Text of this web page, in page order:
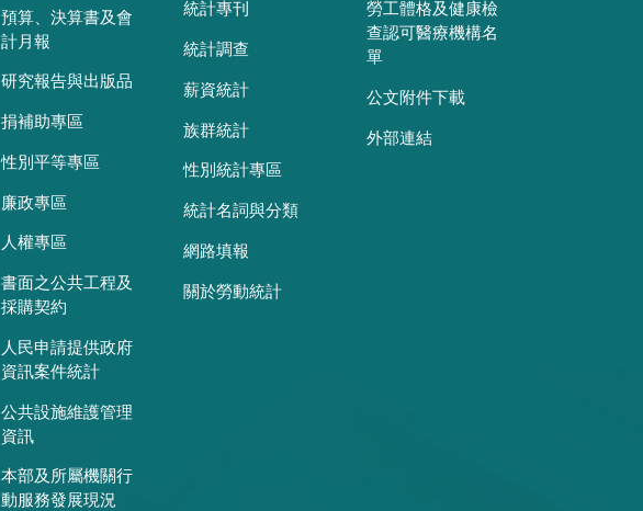
預算、決算書及會
計月報
研究報告與出版品
捐補助專區
性別平等專區
廉政專區
人權專區
書面之公共工程及
採購契約
人民申請提供政府
資訊案件統計
公共設施維護管理
資訊
本部及所屬機關行
動服務發展現況
統計專刊
統計調查
薪資統計
族群統計
性別統計專區
統計名詞與分類
網路填報
關於勞動統計
勞工體格及健康檢
查認可醫療機構名
單
公文附件下載
外部連結